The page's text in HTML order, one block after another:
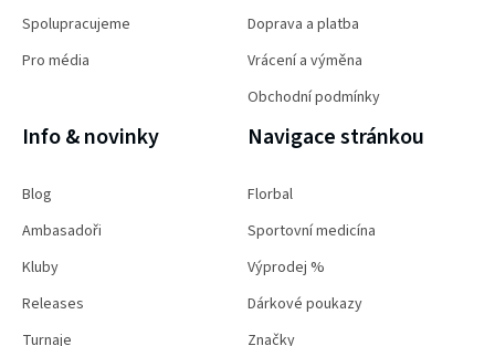
Spolupracujeme
Pro média
Doprava a platba
Vrácení a výměna
Obchodní podmínky
Info & novinky
Blog
Ambasadoři
Kluby
Releases
Turnaje
Navigace stránkou
Florbal
Sportovní medicína
Výprodej %
Dárkové poukazy
Značky